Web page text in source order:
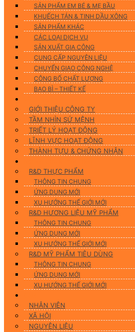
SẢN PHẨM EM BÉ & MẸ BẦU
KHUẾCH TÁN & TINH DẦU XÔNG
SẢN PHẨM KHÁC
CÁC LOẠI DỊCH VỤ
SẢN XUẤT GIA CÔNG
CUNG CẤP NGUYÊN LIỆU
CHUYỂN GIAO CÔNG NGHỆ
CÔNG BỐ CHẤT LƯỢNG
BAO BÌ – THIẾT KẾ
GIỚI THIỆU CÔNG TY
TẦM NHÌN SỨ MỆNH
TRIẾT LÝ HOẠT ĐỘNG
LĨNH VỰC HOẠT ĐỘNG
THÀNH TỰU & CHỨNG NHẬN
R&D THỰC PHẨM
THÔNG TIN CHUNG
ỨNG DUNG MỚI
XU HƯỚNG THẾ GIỚI MỚI
R&D HƯƠNG LIỆU MỸ PHẨM
THÔNG TIN CHUNG
ỨNG DỤNG MỚI
XU HƯỚNG THẾ GIỚI MỚI
R&D MỸ PHẨM TIÊU DÙNG
THÔNG TIN CHUNG
ỨNG DỤNG MỚI
XU HƯỚNG THẾ GIỚI MỚI
NHÂN VIÊN
XÃ HỘI
NGUYÊN LIỆU